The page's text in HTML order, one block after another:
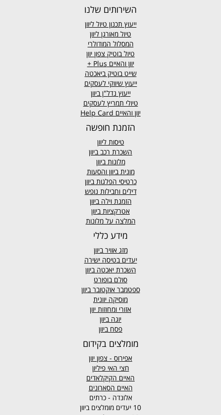
השירותים שלנו
ייעוץ תכנון טיול ליוון
טיול מאורגן ליוון
המסלול המודולרי
טיול בוטיק צפון יוון
יוון והאיים Plus +
שייט בוטיק ביאכטה
ייעוץ שיווקי לעסקים
ייעוץ נדל"ן ביוון
טיולי תמריץ לעסקים
יוון והאיים Help Card
הזמנת חופשה
טיסות ליוון
השכרת רכב ביוון
מלונות ביוון
מונית ביוון והסעות
כרטיסי הפלגות ביוון
דילים וחבילות נופש
הזמנת וילה ביוון
אטרקציות ביוון
המלצה על מלונות
מידע כללי
מזג אוויר ביוון
יעדים בטיסה ישירה
השכרת יאכטה ביוון
סולם בופורט
ספטמבר אוקטובר ביוון
מוסיקה יוונית
אזורי ומחוזות יוון
יוגה ביוון
פסח ביוון
מומלצים בקידום
אפירוס - צפון יוון
חצי האי פיליון
האיים הקיקלאדים
האיים הסארונים
אלונדה - כרתים
10 יעדים מומלצים ביוון